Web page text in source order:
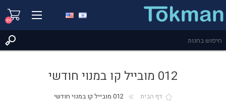
(0)
012 מובייל קו במנוי חודשי
דף הבית 012 מובייל קו במנוי חודשי